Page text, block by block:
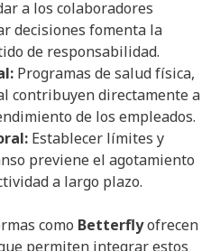
a los colaboradores
decisiones fomenta la
de responsabilidad.
Programas de salud física,
contribuyen directamente a
de los empleados.
Establecer límites y
previene el agotamiento
a largo plazo.
como Betterflyofrecen
permiten integrar estos